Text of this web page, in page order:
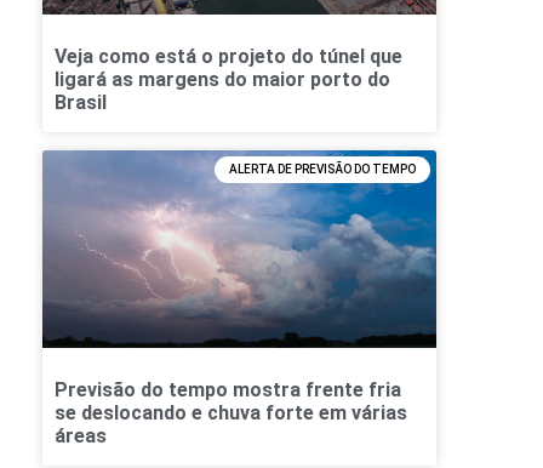
Veja como está o projeto do túnel que
ligará as margens do maior porto do
Brasil
ALERTA DE PREVISÃO DO TEMPO
Previsão do tempo mostra frente fria
se deslocando e chuva forte em várias
áreas